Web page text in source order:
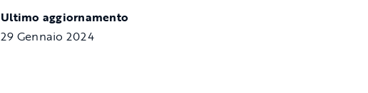
Ultimo aggiornamento
29 Gennaio 2024